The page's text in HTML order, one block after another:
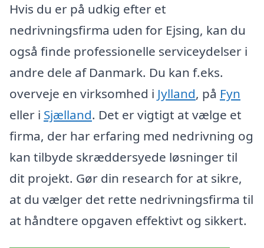
Hvis du er på udkig efter et
nedrivningsfirma uden for Ejsing, kan du
også finde professionelle serviceydelser i
andre dele af Danmark. Du kan f.eks.
overveje en virksomhed i Jylland, på Fyn
eller i Sjælland. Det er vigtigt at vælge et
firma, der har erfaring med nedrivning og
kan tilbyde skræddersyede løsninger til
dit projekt. Gør din research for at sikre,
at du vælger det rette nedrivningsfirma til
at håndtere opgaven effektivt og sikkert.